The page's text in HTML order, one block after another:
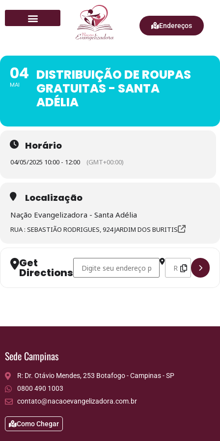
Endereços
04
MAI
DISTRIBUIÇÃO DE ROUPAS
GRATUITAS - SANTA
ADÉLIA
Horário
04/05/2025 10:00 - 12:00 (GMT+00:00)
Localização
Nação Evangelizadora - Santa Adélia
RUA : SEBASTIÃO RODRIGUES, 924 JARDIM DOS BURITIS
Get
Directions
Address - Distribuição de Roupas Gratuitas -
Destination
Sede Campinas
R: Dr. Otávio Mendes, 253 Botafogo - Campinas - SP
0800 490 1003
contato@nacaoevangelizadora.com.br
Como Chegar